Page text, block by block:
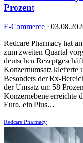
Prozent
E-Commerce ·
Redcare Pharmacy hat
zum zweiten Quartal
deutschen
Konzernumsatz kletterte
Besonders der Rx-
der Umsatz um 58
Konzernebene erreichte
Euro, ein Plus…
Redcare Pharmacy